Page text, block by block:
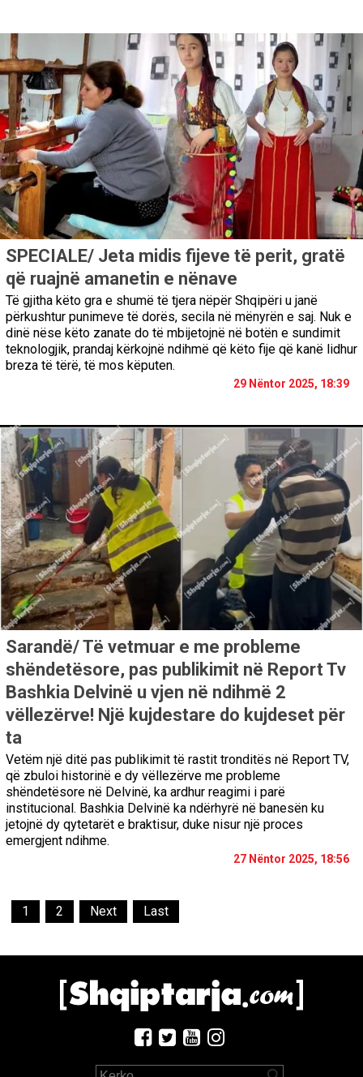
SPECIALE/ Jeta midis fijeve të perit, gratë
që ruajnë amanetin e nënave
Të gjitha këto gra e shumë të tjera nëpër Shqipëri u janë
përkushtur punimeve të dorës, secila në mënyrën e saj. Nuk e
dinë nëse këto zanate do të mbijetojnë në botën e sundimit
teknologjik, prandaj kërkojnë ndihmë që këto fije që kanë lidhur
breza të tërë, të mos këputen.
29 Nëntor 2025, 18:39
Sarandë/ Të vetmuar e me probleme
shëndetësore, pas publikimit në Report Tv
Bashkia Delvinë u vjen në ndihmë 2
vëllezërve! Një kujdestare do kujdeset për
ta
Vetëm një ditë pas publikimit të rastit tronditës në Report TV,
që zbuloi historinë e dy vëllezërve me probleme
shëndetësore në Delvinë, ka ardhur reagimi i parë
institucional. Bashkia Delvinë ka ndërhyrë në banesën ku
jetojnë dy qytetarët e braktisur, duke nisur një proces
emergjent ndihme.
27 Nëntor 2025, 18:56
1 2 Next Last